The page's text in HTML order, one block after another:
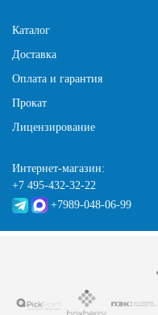
Каталог
Доставка
Оплата и гарантия
Прокат
Лицензирование
Интернет-магазин:
+7 495-432-32-22
+7989-048-06-99